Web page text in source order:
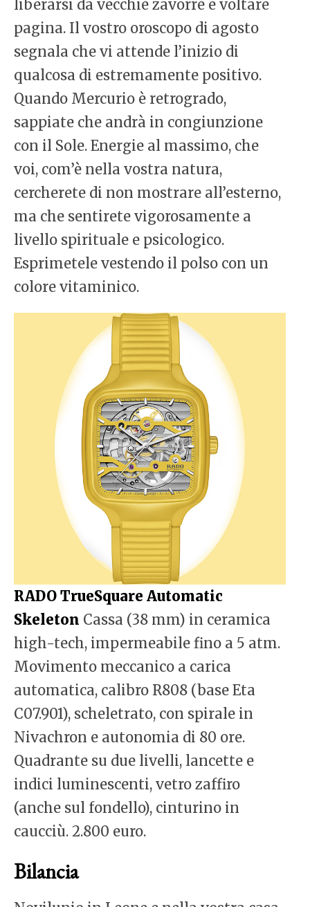
liberarsi da vecchie zavorre e voltare
pagina. Il vostro oroscopo di agosto
segnala che vi attende l’inizio di
qualcosa di estremamente positivo.
Quando Mercurio è retrogrado,
sappiate che andrà in congiunzione
con il Sole. Energie al massimo, che
voi, com’è nella vostra natura,
cercherete di non mostrare all’esterno,
ma che sentirete vigorosamente a
livello spirituale e psicologico.
Esprimetele vestendo il polso con un
colore vitaminico.
RADO TrueSquare Automatic
Skeleton Cassa (38 mm) in ceramica
high-tech, impermeabile fino a 5 atm.
Movimento meccanico a carica
automatica, calibro R808 (base Eta
C07.901), scheletrato, con spirale in
Nivachron e autonomia di 80 ore.
Quadrante su due livelli, lancette e
indici luminescenti, vetro zaffiro
(anche sul fondello), cinturino in
caucciù. 2.800 euro.
Bilancia